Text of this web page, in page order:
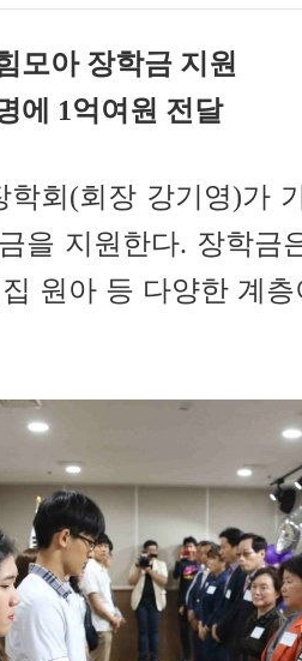
모아 장학금 지원
에 1억여원 전달
학회(회장 강기영)가
을 지원한다. 장학금
원아 등 다양한 계